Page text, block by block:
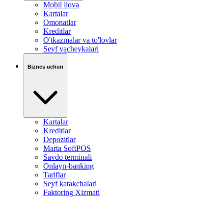
Mobil ilova
Kartalar
Omonatlar
Kreditlar
O'tkazmalar va to'lovlar
Seyf yacheykalari
Biznes uchun
Kartalar
Kreditlar
Depozitlar
Marta SoftPOS
Savdo terminali
Onlayn-banking
Tariflar
Seyf katakchalari
Faktoring Xizmati